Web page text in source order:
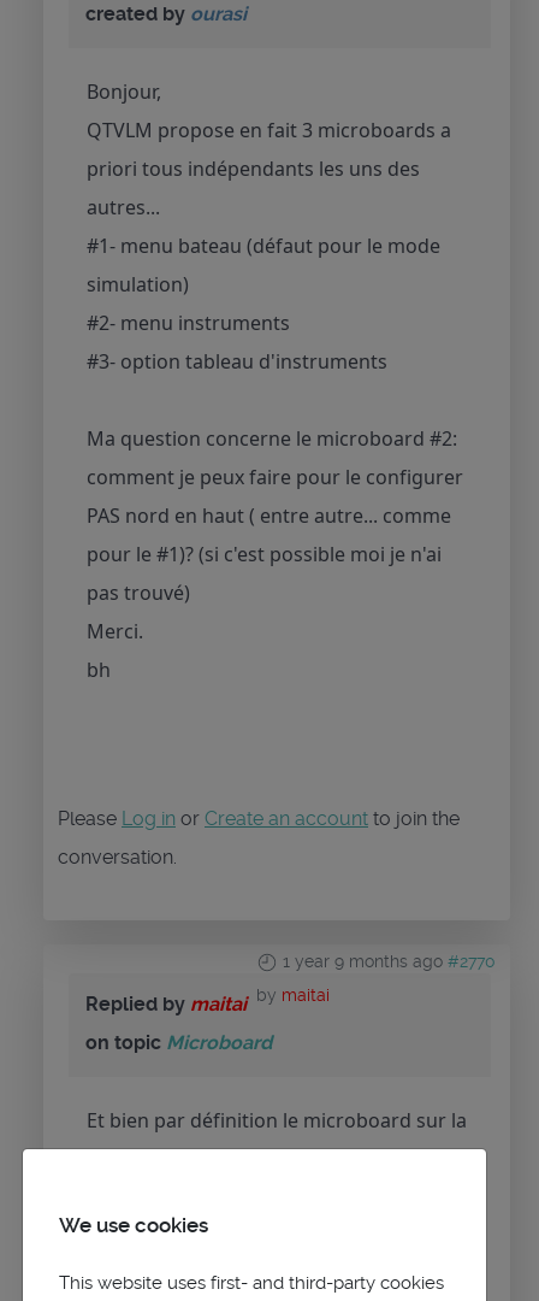
created by ourasi
Bonjour,
QTVLM propose en fait 3 microboards a
priori tous indépendants les uns des
autres...
#1- menu bateau (défaut pour le mode
simulation)
#2- menu instruments
#3- option tableau d'instruments
Ma question concerne le microboard #2:
comment je peux faire pour le configurer
PAS nord en haut ( entre autre... comme
pour le #1)? (si c'est possible moi je n'ai
pas trouvé)
Merci.
bh
Please Log in or Create an account to join the
conversation.
1 year 9 months ago #2770
by maitai
Replied by maitai
on topic Microboard
Et bien par définition le microboard sur la
Si on veut c'est toute la carte qui peut
pivoter (en mode "COG en haut")
We use cookies
This website uses first- and third-party cookies